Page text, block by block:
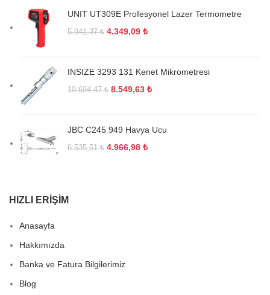
UNIT UT309E Profesyonel Lazer Termometre
5.941,37₺ 4.349,09 ₺
INSIZE 3293 131 Kenet Mikrometresi
10.694,47₺ 8.549,63 ₺
JBC C245 949 Havya Ucu
6.535,51₺ 4.966,98 ₺
HIZLI ERIŞIM
Anasayfa
Hakkımızda
Banka ve Fatura Bilgilerimiz
Blog